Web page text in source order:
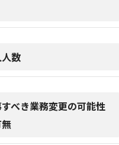
数
べき業務変更の可能性